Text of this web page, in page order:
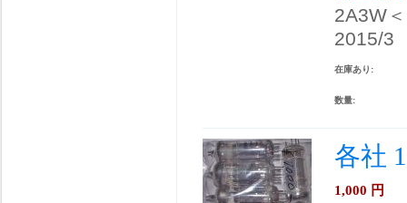
2A3W
2015/3
在庫あり:
数量:
各社
1,000 円